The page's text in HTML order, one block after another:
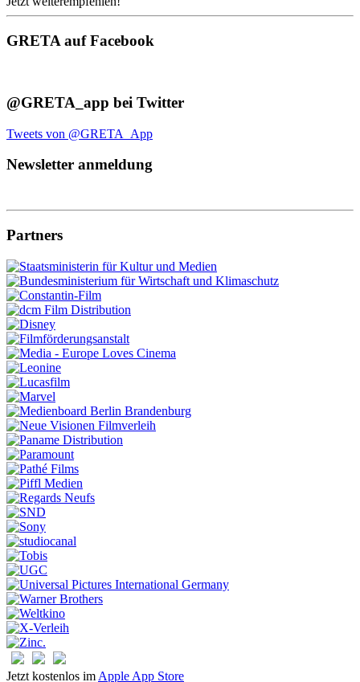
GRETA auf Facebook
@GRETA_app bei Twitter
Tweets von @GRETA_App
Newsletter anmeldung
Partners
Jetzt kostenlos im Apple App Store